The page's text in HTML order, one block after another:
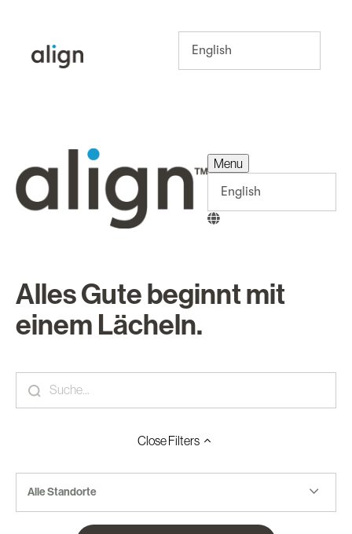
Menu
Alles Gute beginnt mit
einem Lächeln.
CloseFilters
Alle Standorte